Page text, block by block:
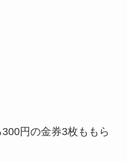
円の金券3枚ももら